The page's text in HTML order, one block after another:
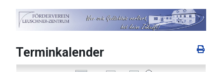
Terminkalender